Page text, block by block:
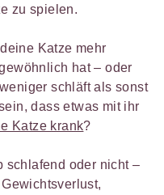
zu spielen.
Katze mehr
hat – oder
schläft als sonst
dass etwas mit ihr
Katze krank?
schlafend oder nicht –